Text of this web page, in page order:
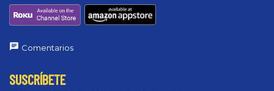
Comentarios
SUSCRÍBETE